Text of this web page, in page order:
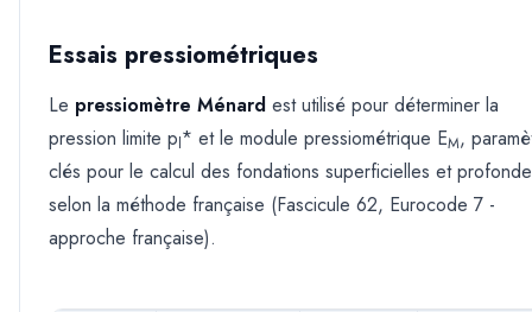
Essais pressiométriques
Le pressiomètre Ménard est utilisé pour déterminer la
pression limite pl* et le module pressiométrique EM,
clés pour le calcul des fondations superficielles et
selon la méthode française (Fascicule 62, Eurocode 7 -
approche française).